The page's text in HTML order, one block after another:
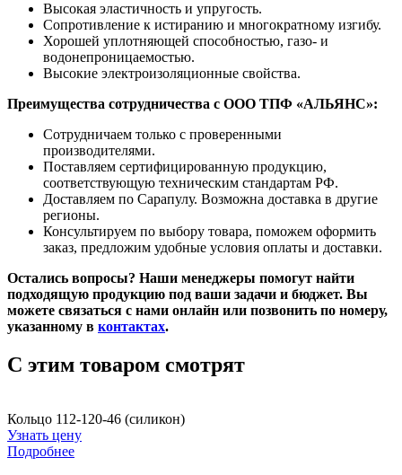
Высокая эластичность и упругость.
Сопротивление к истиранию и многократному изгибу.
Хорошей уплотняющей способностью, газо- и
водонепроницаемостью.
Высокие электроизоляционные свойства.
Преимущества сотрудничества с ООО ТПФ «АЛЬЯНС»:
Сотрудничаем только с проверенными
производителями.
Поставляем сертифицированную продукцию,
соответствующую техническим стандартам РФ.
Доставляем по Сарапулу. Возможна доставка в другие
регионы.
Консультируем по выбору товара, поможем оформить
заказ, предложим удобные условия оплаты и доставки.
Остались вопросы? Наши менеджеры помогут найти
подходящую продукцию под ваши задачи и бюджет. Вы
можете связаться с нами онлайн или позвонить по номеру,
указанному в контактах.
C этим товаром смотрят
Кольцо 112-120-46 (силикон)
Узнать цену
Подробнее